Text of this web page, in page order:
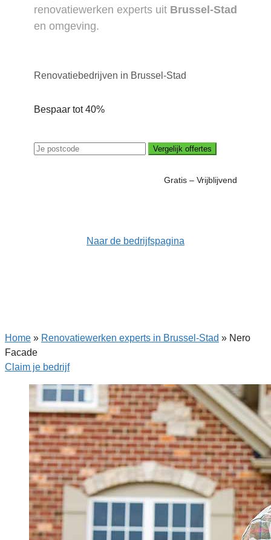
renovatiewerken experts uit Brussel-Stad
en omgeving.
Renovatiebedrijven in Brussel-Stad
Bespaar tot 40%
Vergelijk offertes
Gratis – Vrijblijvend
Naar de bedrijfspagina
Home » Renovatiewerken experts in Brussel-Stad » Nero
Facade
Claim je bedrijf